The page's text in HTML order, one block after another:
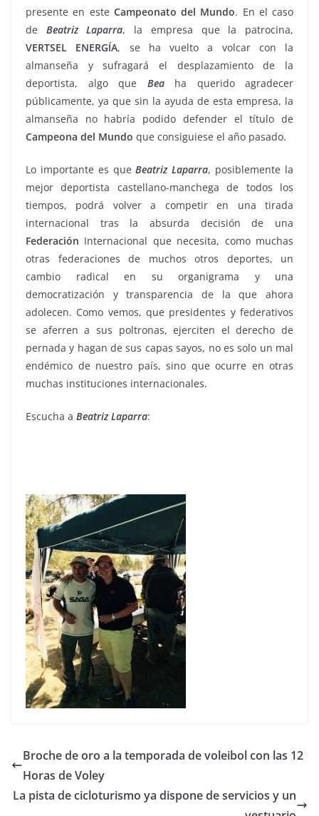
presente en este Campeonato del Mundo. En el caso
de Beatriz Laparra, la empresa que la patrocina,
VERTSEL ENERGÍA, se ha vuelto a volcar con la
almanseña y sufragará el desplazamiento de la
deportista, algo que Beaha querido agradecer
públicamente, ya que sin la ayuda de esta empresa, la
almanseña no habría podido defender el título de
Campeona del Mundo que consiguiese el año pasado.
Lo importante es queBeatriz Laparra, posiblemente la
mejor deportista castellano-manchega de todos los
tiempos, podrá volver a competir en una tirada
internacional tras la absurda decisión de una
Federación Internacional que necesita, como muchas
otras federaciones de muchos otros deportes, un
cambio radical en su organigrama y una
democratización y transparencia de la que ahora
adolecen. Como vemos, que presidentes y federativos
se aferren a sus poltronas, ejerciten el derecho de
pernada y hagan de sus capas sayos, no es solo un mal
endémico de nuestro país, sino que ocurre en otras
muchas instituciones internacionales.
Escucha a Beatriz Laparra:
Broche de oro a la temporada de voleibol con las 12
Horas de Voley
La pista de cicloturismo ya dispone de servicios y un